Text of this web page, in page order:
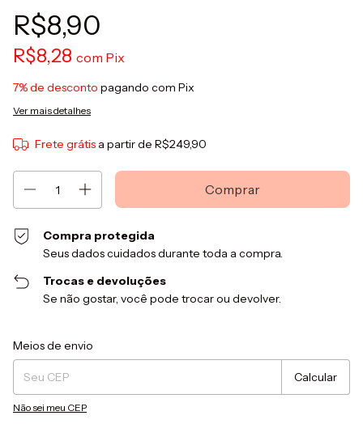
R$8,90
R$8,28 com Pix
7% de desconto pagando com Pix
Ver mais detalhes
Frete grátis a partir de R$249,90
Compra protegida
Seus dados cuidados durante toda a compra.
Trocas e devoluções
Se não gostar, você pode trocar ou devolver.
Entregas para o CEP:
Meios de envio
Calcular
Não sei meu CEP